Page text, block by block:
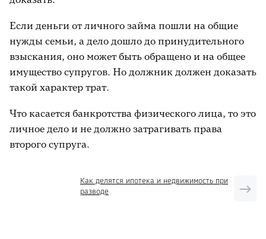
Если деньги от личного займа пошли на общие
нужды семьи, а дело дошло до принудительного
взыскания, оно может быть обращено и на общее
имущество супругов. Но должник должен доказать
такой характер трат.
Что касается банкротства физического лица, то это
личное дело и не должно затрагивать права
второго супруга.
Как делятся ипотека и недвижимость при
разводе